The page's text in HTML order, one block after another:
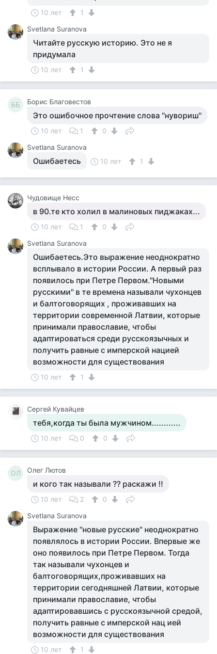
10 лет
1
Svetlana Suranova
Читайте русскую историю. Это не я
придумала
10 лет 1
ББ Борис Благовестов
Это ошибочное прочтение слова "нувориш"
10 лет 1
0
Svetlana Suranova
Ошибаетесь 10 лет 1
Чудовище Несс
в 90.те кто холил в малиновых пиджаках...
10 лет 1
0
Svetlana Suranova
Ошибаетесь.Это выражение неоднократно
всплывало в истории России. А первый раз
появилось при Петре Первом."Новыми
русскими" в те времена называли чухонцев
и балтоговорящих , проживавших на
территории современной Латвии, которые
принимали православие, чтобы
адаптироваться среди русскоязычных и
получить равные с имперской нацией
возможности для существования
10 лет 1
Сергей Кувайцев
тебя,когда ты была мужчином............
10 лет 0 0
ОЛ Олег Лютов
и кого так называли ?? раскажи !!
10 лет 2
0
Svetlana Suranova
Выражение "новые русские" неоднократно
появлялось в истории России. Впервые же
оно появилось при Петре Первом. Тогда
так называли чухонцев и
балтоговорящих,проживавших на
территории сегодняшней Латвии, которые
принимали православие, чтобы
адаптировавшись с русскоязычной средой,
получить равные с имперской нац ией
возможности для существования
10 лет 1